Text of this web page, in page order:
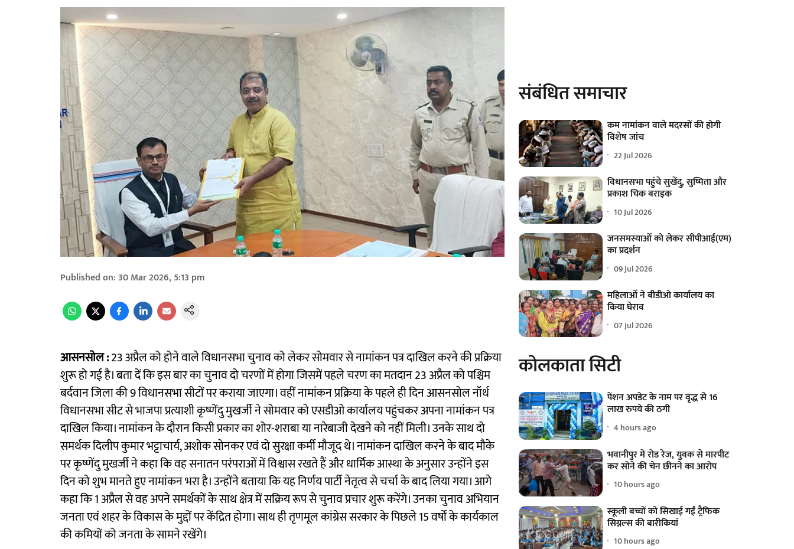
Published on:30 Mar 2026, 5:13 pm
आसनसोल :23 अप्रैल को होने वाले विधानसभा चुनाव को लेकर सोमवार से नामांकन पत्र दाखिल करने की प्रक्रिया
शुरू हो गई है। बता दें कि इस बार का चुनाव दो चरणों में होगा जिसमें पहले चरण का मतदान 23 अप्रैल को पश्चिम
बर्दवान जिला की 9 विधानसभा सीटों पर कराया जाएगा। वहीं नामांकन प्रक्रिया के पहले ही दिन आसनसोल नॉर्थ
विधानसभा सीट से भाजपा प्रत्याशी कृष्णेंदु मुखर्जी ने सोमवार को एसडीओ कार्यालय पहुंचकर अपना नामांकन पत्र
दाखिल किया। नामांकन के दौरान किसी प्रकार का शोर-शराबा या नारेबाजी देखने को नहीं मिली। उनके साथ दो
समर्थक दिलीप कुमार भट्टाचार्य, अशोक सोनकर एवं दो सुरक्षा कर्मी मौजूद थे। नामांकन दाखिल करने के बाद मौके
पर कृष्णेंदु मुखर्जी ने कहा कि वह सनातन परंपराओं में विश्वास रखते हैं और धार्मिक आस्था के अनुसार उन्होंने इस
दिन को शुभ मानते हुए नामांकन भरा है। उन्होंने बताया कि यह निर्णय पार्टी नेतृत्व से चर्चा के बाद लिया गया। आगे
कहा कि 1 अप्रैल से वह अपने समर्थकों के साथ क्षेत्र में सक्रिय रूप से चुनाव प्रचार शुरू करेंगे। उनका चुनाव अभियान
जनता एवं शहर के विकास के मुद्दों पर केंद्रित होगा। साथ ही तृणमूल कांग्रेस सरकार के पिछले 15 वर्षों के कार्यकाल
की कमियों को जनता के सामने रखेंगे।
संबंधित समाचार
कम नामांकन वाले मदरसों की होगी
विशेष जांच
22 Jul 2026
विधानसभा पहुंचे सुखेंदु, सुष्मिता और
प्रकाश चिक बराइक
10 Jul 2026
जनसमस्याओं को लेकर सीपीआई(एम)
का प्रदर्शन
09 Jul 2026
महिलाओं ने बीडीओ कार्यालय का
किया घेराव
07 Jul 2026
कोलकाता सिटी
पेंशन अपडेट के नाम पर वृद्ध से 16
लाख रुपये की ठगी
4 hours ago
भवानीपुर में रोड रेज, युवक से मारपीट
कर सोने की चेन छीनने का आरोप
10 hours ago
स्कूली बच्चों को सिखाई गईं ट्रैफिक
सिग्नल्स की बारीकियां
10 hours ago